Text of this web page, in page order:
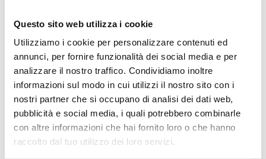
Questo sito web utilizza i cookie
Utilizziamo i cookie per personalizzare contenuti ed
annunci, per fornire funzionalità dei social media e per
analizzare il nostro traffico. Condividiamo inoltre
informazioni sul modo in cui utilizzi il nostro sito con i
nostri partner che si occupano di analisi dei dati web,
pubblicità e social media, i quali potrebbero combinarle
con altre informazioni che hai fornito loro o che hanno
raccolto dal tuo utilizzo dei loro servizi.
V
Solda – Passo del Madriccio – Val
Martello (3.123 m)
Hauptplatz 14 (3.123 m)
39021 Latsch (3.123 m)